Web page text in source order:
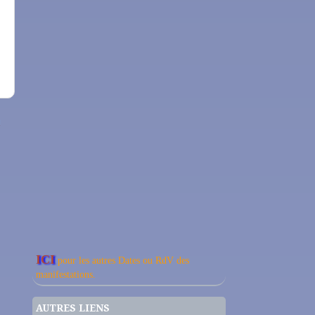
ICI pour les autres Dates ou RdV des
manifestations.
AUTRES LIENS